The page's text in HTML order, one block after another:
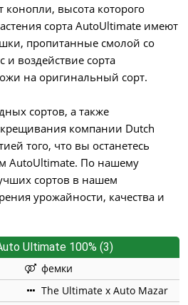
высота которого
сорта AutoUltimate имеют
пропитанные смолой со
и воздействие сорта
на оригинальный сорт.
сортов, а также
компании Dutch
того, что вы останетесь
AutoUltimate. По нашему
сортов в нашем
урожайности, качества и
Ultimate 100% (3)
фемки
The Ultimate x Auto Mazar